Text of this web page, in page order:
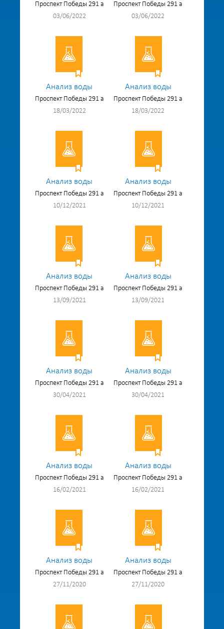
Проспект Победы 291 а
03/06/2022
Проспект Победы 291 а
03/06/2022
Анализ воды
Проспект Победы 291 а
18/03/2022
Анализ воды
Проспект Победы 291 а
18/03/2022
Анализ воды
Проспект Победы 291 а
10/12/2021
Анализ воды
Проспект Победы 291 а
10/12/2021
Анализ воды
Проспект Победы 291 а
13/09/2021
Анализ воды
Проспект Победы 291 а
13/09/2021
Анализ воды
Проспект Победы 291 а
30/04/2021
Анализ воды
Проспект Победы 291 а
30/04/2021
Анализ воды
Проспект Победы 291 а
16/02/2021
Анализ воды
Проспект Победы 291 а
16/02/2021
Анализ воды
Проспект Победы 291 а
27/11/2020
Анализ воды
Проспект Победы 291 а
27/11/2020